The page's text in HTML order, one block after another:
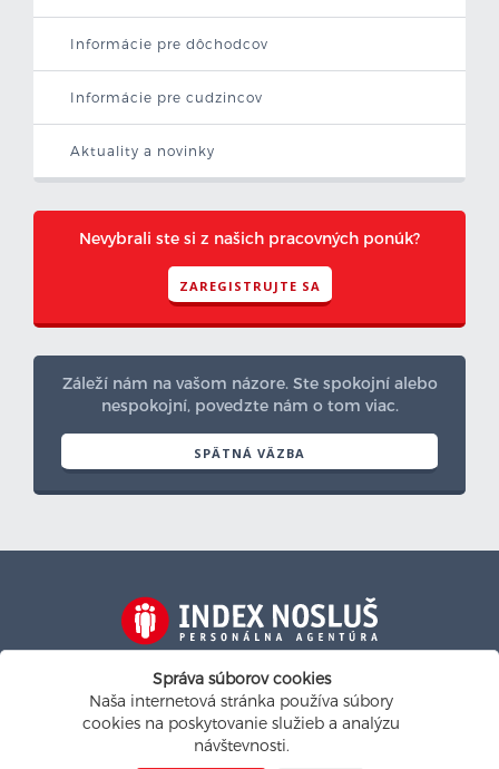
Informácie pre dôchodcov
Informácie pre cudzincov
Aktuality a novinky
Nevybrali ste si z našich pracovných ponúk?
ZAREGISTRUJTE SA
Záleží nám na vašom názore. Ste spokojní alebo
nespokojní, povedzte nám o tom viac.
SPÄTNÁ VÄZBA
Na personalistickom trhu od roku 1991
indexnoslus@indexnoslus.sk
Nastavenie cookies
Správa súborov cookies
Naša internetová stránka používa súbory
cookies na poskytovanie služieb a analýzu
návštevnosti.